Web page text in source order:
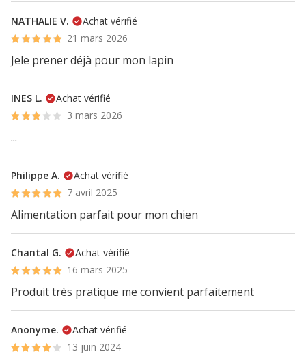
NATHALIE V.
Achat vérifié
21 mars 2026
Jele prener déjà pour mon lapin
INES L.
Achat vérifié
3 mars 2026
...
Philippe A.
Achat vérifié
7 avril 2025
Alimentation parfait pour mon chien
Chantal G.
Achat vérifié
16 mars 2025
Produit très pratique me convient parfaitement
Anonyme.
Achat vérifié
13 juin 2024